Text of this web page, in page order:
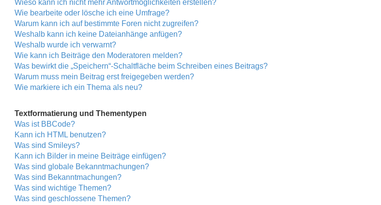
Wieso kann ich nicht mehr Antwortmöglichkeiten erstellen?
Wie bearbeite oder lösche ich eine Umfrage?
Warum kann ich auf bestimmte Foren nicht zugreifen?
Weshalb kann ich keine Dateianhänge anfügen?
Weshalb wurde ich verwarnt?
Wie kann ich Beiträge den Moderatoren melden?
Was bewirkt die „Speichern“-Schaltfläche beim Schreiben eines Beitrags?
Warum muss mein Beitrag erst freigegeben werden?
Wie markiere ich ein Thema als neu?
Textformatierung und Thementypen
Was ist BBCode?
Kann ich HTML benutzen?
Was sind Smileys?
Kann ich Bilder in meine Beiträge einfügen?
Was sind globale Bekanntmachungen?
Was sind Bekanntmachungen?
Was sind wichtige Themen?
Was sind geschlossene Themen?